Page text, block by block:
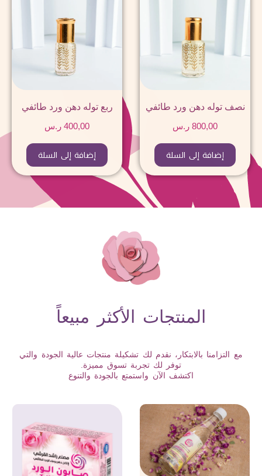
نصف توله دهن ورد طائفي
800,00 ر.س
إضافة إلى السلة
ربع توله دهن ورد طائفي
400,00 ر.س
إضافة إلى السلة
المنتجات الأكثر مبيعاً
مع التزامنا بالابتكار، نقدم لك تشكيلة منتجات عالية الجودة والتي
توفر لك تجربة تسوق مميزة.
اكتشف الآن واستمتع بالجودة والتنوع